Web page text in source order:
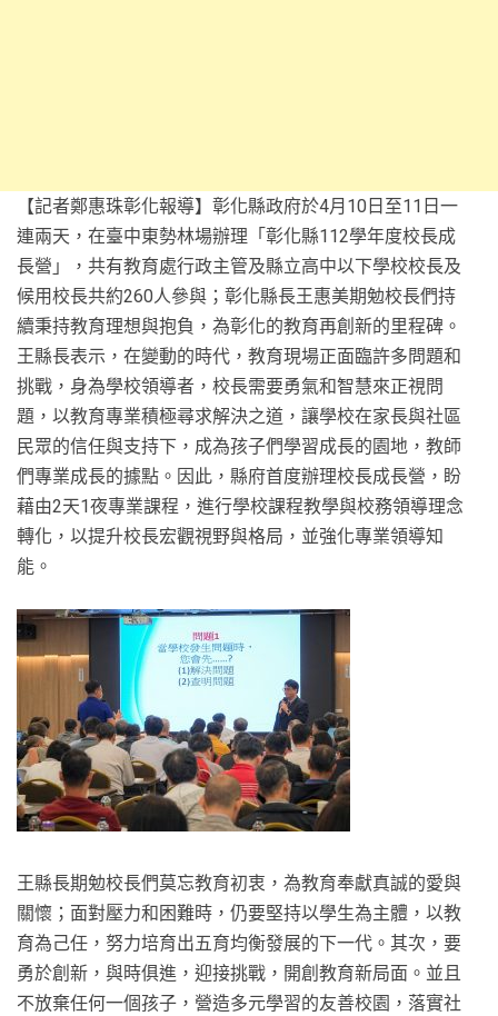
【記者鄭惠珠彰化報導】彰化縣政府於4月10日至11日一
連兩天，在臺中東勢林場辦理「彰化縣112學年度校長成
長營」，共有教育處行政主管及縣立高中以下學校校長及
候用校長共約260人參與；彰化縣長王惠美期勉校長們持
續秉持教育理想與抱負，為彰化的教育再創新的里程碑。
王縣長表示，在變動的時代，教育現場正面臨許多問題和
挑戰，身為學校領導者，校長需要勇氣和智慧來正視問
題，以教育專業積極尋求解決之道，讓學校在家長與社區
民眾的信任與支持下，成為孩子們學習成長的園地，教師
們專業成長的據點。因此，縣府首度辦理校長成長營，盼
藉由2天1夜專業課程，進行學校課程教學與校務領導理念
轉化，以提升校長宏觀視野與格局，並強化專業領導知
能。
王縣長期勉校長們莫忘教育初衷，為教育奉獻真誠的愛與
關懷；面對壓力和困難時，仍要堅持以學生為主體，以教
育為己任，努力培育出五育均衡發展的下一代。其次，要
勇於創新，與時俱進，迎接挑戰，開創教育新局面。並且
不放棄任何一個孩子，營造多元學習的友善校園，落實社